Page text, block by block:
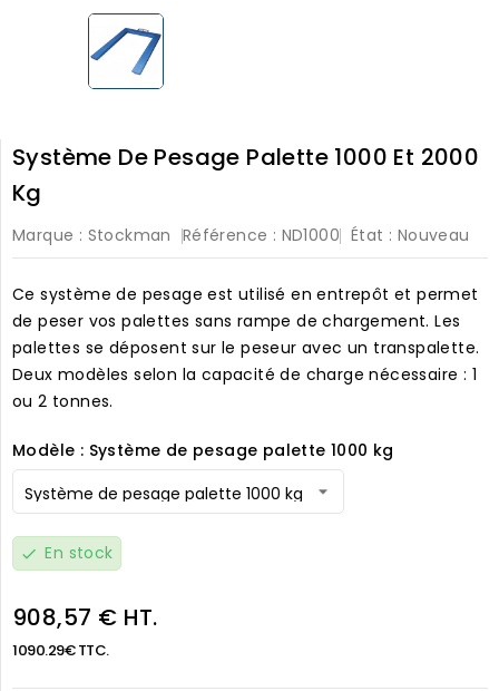
Système De Pesage Palette 1000 Et 2000
Kg
Marque : Stockman Référence : ND1000 État : Nouveau
Ce système de pesage est utilisé en entrepôt et permet
de peser vos palettes sans rampe de chargement. Les
palettes se déposent sur le peseur avec un transpalette.
Deux modèles selon la capacité de charge nécessaire : 1
ou 2 tonnes.
Modèle : Système de pesage palette 1000 kg
check En stock
908,57 € HT.
1090.29€ TTC.